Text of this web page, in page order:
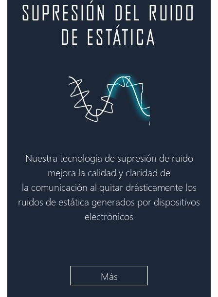
supresión del ruido
de estática
Nuestra tecnología de supresión de ruido
mejora la calidad y claridad de
la comunicación al quitar drásticamente los
ruidos de estática generados por dispositivos
electrónicos
Más